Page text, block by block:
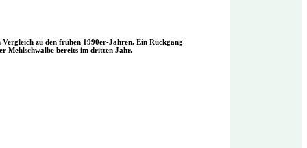
zu den frühen 1990er-Jahren. Ein Rückgang
Mehlschwalbe bereits im dritten Jahr.